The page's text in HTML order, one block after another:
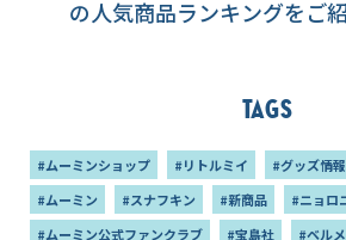
の人気商品ランキングをご
Tags
#ムーミンショップ #リトルミイ #グッズ情報
#ムーミン
#スナフキン #新商品
#ニョロ
#ムーミン公式ファンクラブ
#宝島社 #ベル